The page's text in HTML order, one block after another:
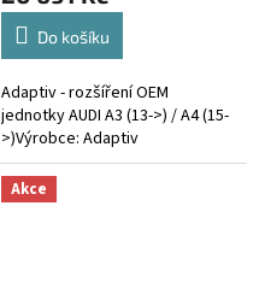
Do košíku
Adaptiv - rozšíření OEM
jednotky AUDI A3 (13->) / A4 (15-
>)Výrobce: Adaptiv
Akce